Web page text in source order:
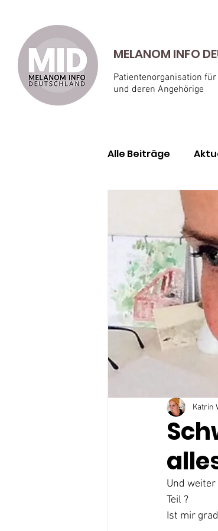
MELANOM INFO
Patientenorganisation
und deren Angehörige
Alle Beiträge
Geschichten
Katrin
Und weiter
Teil ?
Ist mir